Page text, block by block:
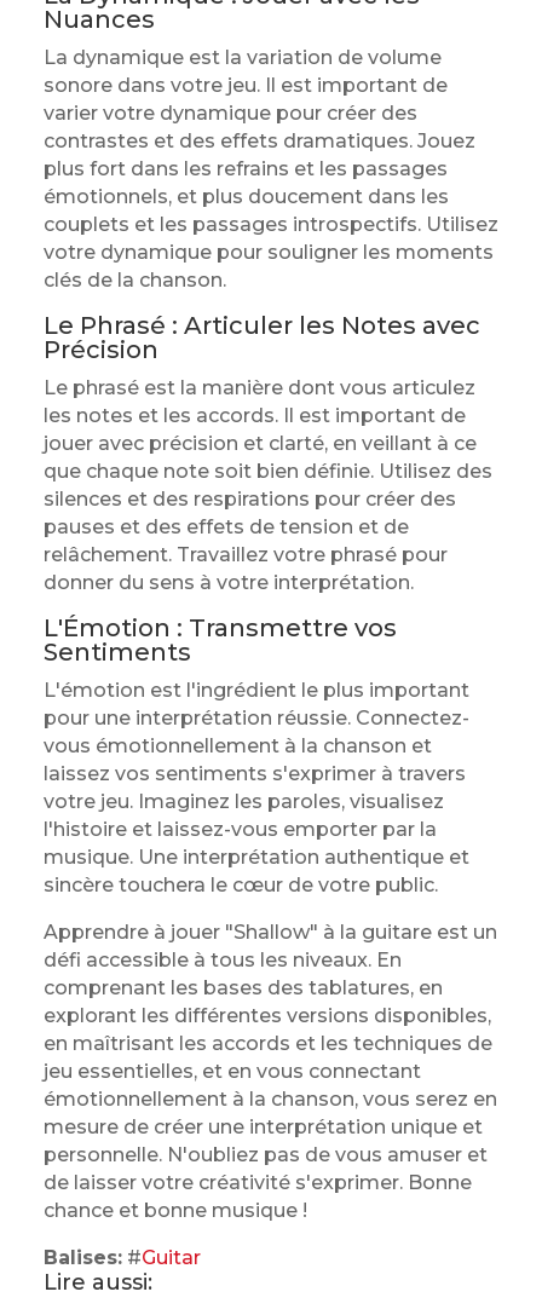
Nuances
La dynamique est la variation de volume
sonore dans votre jeu. Il est important de
varier votre dynamique pour créer des
contrastes et des effets dramatiques. Jouez
plus fort dans les refrains et les passages
émotionnels, et plus doucement dans les
couplets et les passages introspectifs. Utilisez
votre dynamique pour souligner les moments
clés de la chanson.
Le Phrasé : Articuler les Notes avec
Précision
Le phrasé est la manière dont vous articulez
les notes et les accords. Il est important de
jouer avec précision et clarté, en veillant à ce
que chaque note soit bien définie. Utilisez des
silences et des respirations pour créer des
pauses et des effets de tension et de
relâchement. Travaillez votre phrasé pour
donner du sens à votre interprétation.
L'Émotion : Transmettre vos
Sentiments
L'émotion est l'ingrédient le plus important
pour une interprétation réussie. Connectez-
vous émotionnellement à la chanson et
laissez vos sentiments s'exprimer à travers
votre jeu. Imaginez les paroles, visualisez
l'histoire et laissez-vous emporter par la
musique. Une interprétation authentique et
sincère touchera le cœur de votre public.
Apprendre à jouer "Shallow" à la guitare est un
défi accessible à tous les niveaux. En
comprenant les bases des tablatures, en
explorant les différentes versions disponibles,
en maîtrisant les accords et les techniques de
jeu essentielles, et en vous connectant
émotionnellement à la chanson, vous serez en
mesure de créer une interprétation unique et
personnelle. N'oubliez pas de vous amuser et
de laisser votre créativité s'exprimer. Bonne
chance et bonne musique !
Balises:#Guitar
Lire aussi: